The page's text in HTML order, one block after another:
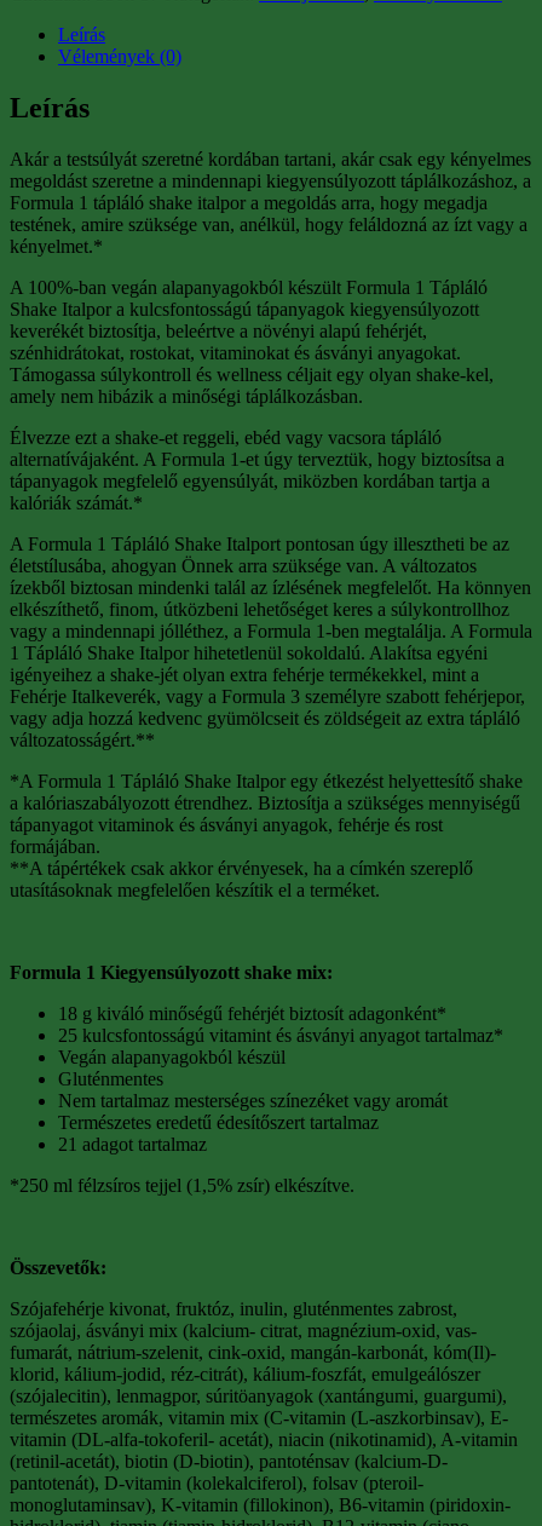
Leírás
Vélemények (0)
Leírás
Akár a testsúlyát szeretné kordában tartani, akár csak egy kényelmes
megoldást szeretne a mindennapi kiegyensúlyozott táplálkozáshoz, a
Formula 1 tápláló shake italpor a megoldás arra, hogy megadja
testének, amire szüksége van, anélkül, hogy feláldozná az ízt vagy a
kényelmet.*
A 100%-ban vegán alapanyagokból készült Formula 1 Tápláló
Shake Italpor a kulcsfontosságú tápanyagok kiegyensúlyozott
keverékét biztosítja, beleértve a növényi alapú fehérjét,
szénhidrátokat, rostokat, vitaminokat és ásványi anyagokat.
Támogassa súlykontroll és wellness céljait egy olyan shake-kel,
amely nem hibázik a minőségi táplálkozásban.
Élvezze ezt a shake-et reggeli, ebéd vagy vacsora tápláló
alternatívájaként. A Formula 1-et úgy terveztük, hogy biztosítsa a
tápanyagok megfelelő egyensúlyát, miközben kordában tartja a
kalóriák számát.*
A Formula 1 Tápláló Shake Italport pontosan úgy illesztheti be az
életstílusába, ahogyan Önnek arra szüksége van. A változatos
ízekből biztosan mindenki talál az ízlésének megfelelőt. Ha könnyen
elkészíthető, finom, útközbeni lehetőséget keres a súlykontrollhoz
vagy a mindennapi jólléthez, a Formula 1-ben megtalálja. A Formula
1 Tápláló Shake Italpor hihetetlenül sokoldalú. Alakítsa egyéni
igényeihez a shake-jét olyan extra fehérje termékekkel, mint a
Fehérje Italkeverék, vagy a Formula 3 személyre szabott fehérjepor,
vagy adja hozzá kedvenc gyümölcseit és zöldségeit az extra tápláló
változatosságért.**
*A Formula 1 Tápláló Shake Italpor egy étkezést helyettesítő shake
a kalóriaszabályozott étrendhez. Biztosítja a szükséges mennyiségű
tápanyagot vitaminok és ásványi anyagok, fehérje és rost
formájában.
**A tápértékek csak akkor érvényesek, ha a címkén szereplő
utasításoknak megfelelően készítik el a terméket.
Formula 1 Kiegyensúlyozott shake mix:
18 g kiváló minőségű fehérjét biztosít adagonként*
25 kulcsfontosságú vitamint és ásványi anyagot tartalmaz*
Vegán alapanyagokból készül
Gluténmentes
Nem tartalmaz mesterséges színezéket vagy aromát
Természetes eredetű édesítőszert tartalmaz
21 adagot tartalmaz
*250 ml félzsíros tejjel (1,5% zsír) elkészítve.
Összevetők:
Szójafehérje kivonat, fruktóz, inulin, gluténmentes zabrost,
szójaolaj, ásványi mix (kalcium- citrat, magnézium-oxid, vas-
fumarát, nátrium-szelenit, cink-oxid, mangán-karbonát, kóm(Il)-
klorid, kálium-jodid, réz-citrát), kálium-foszfát, emulgeálószer
(szójalecitin), lenmagpor, súritöanyagok (xantángumi, guargumi),
természetes aromák, vitamin mix (C-vitamin (L-aszkorbinsav), E-
vitamin (DL-alfa-tokoferil- acetát), niacin (nikotinamid), A-vitamin
(retinil-acetát), biotin (D-biotin), pantoténsav (kalcium-D-
pantotenát), D-vitamin (kolekalciferol), folsav (pteroil-
monoglutaminsav), K-vitamin (fillokinon), B6-vitamin (piridoxin-